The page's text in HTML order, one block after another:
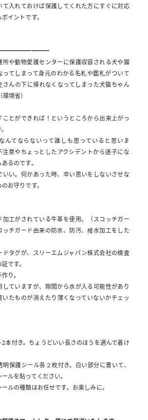
て入れておけば保護してくれた方にすぐに対応
イントです。
所や動物愛護センターに保護収容される犬や猫
ってしまって身元のわかる名札や鑑札がついて
さんの下に帰れなくなってしまった犬猫ちゃん
（環境省）
ことができれば！というところから出来上がっ
んてならないって誰しも思っていると思いま
注意やちょっとしたアクシデントから迷子にな
るのです。
い。何かあった時、辛い思いをしないさせな
お守りです。
工がされている牛革を使用。（スコッチガー
ッチガード由来の防水、防汚、撥水加工をした
ドタグが、スリーエムジャパン株式会社の検査
です。
り。
ていますが、隙間から水が入る可能性があり
いたものが消えたり薄くなっていないかチェッ
本付き。ちょうどいい長さのほうを選んで着け
保護シール各２枚付き。白い部分に書いて、
ルを貼ってください。
ルの種類はお任せです。お楽しみに。